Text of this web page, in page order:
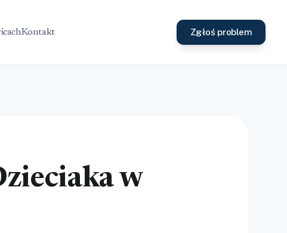
Kontakt Zgłoś problem
w